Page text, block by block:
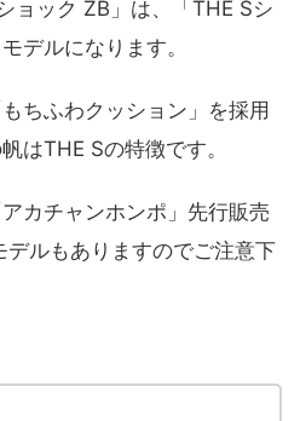
ョック ZB」は、「THE Sシ
デルになります。
ちふわクッション」を採用
はTHE Sの特徴です。
カチャンホンポ」先行販売
ルもありますのでご注意下